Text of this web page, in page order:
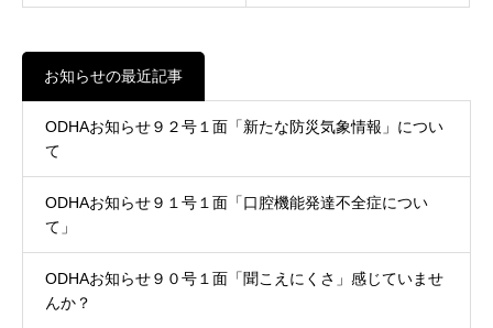
お知らせの最近記事
ODHAお知らせ９２号１面「新たな防災気象情報」につい
て
ODHAお知らせ９１号１面「口腔機能発達不全症につい
て」
ODHAお知らせ９０号１面「聞こえにくさ」感じていませ
んか？